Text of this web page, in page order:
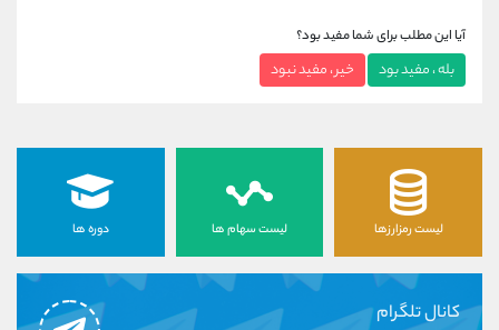
آیا این مطلب برای شما مفید بود؟
بله ، مفید بود خیر ، مفید نبود
لیست رمزارزها لیست سهام ها دوره ها
کانال تلگرام